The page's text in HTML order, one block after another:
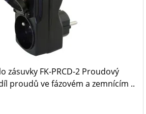
zásuvky FK-PRCD-2 Proudový
proudů ve fázovém a zemnícím ..